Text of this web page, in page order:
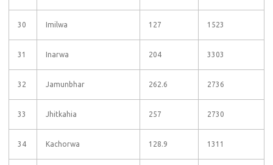
30 Imilwa 127 1523
31 Inarwa 204 3303
32 Jamunbhar 262.6 2736
33 Jhitkahia 257 2730
34 Kachorwa 128.9 1311